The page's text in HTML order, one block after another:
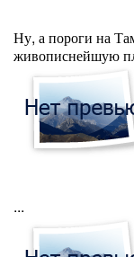
Ну, а пороги на
живописнейшую
...